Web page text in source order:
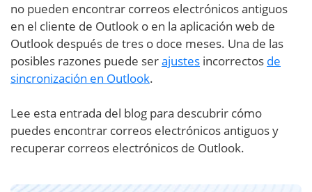
no pueden encontrar correos electrónicos antiguos
en el cliente de Outlook o en la aplicación web de
Outlook después de tres o doce meses. Una de las
posibles razones puede serajustes incorrectos de
sincronización en Outlook.
Lee esta entrada del blog para descubrir cómo
puedes encontrar correos electrónicos antiguos y
recuperar correos electrónicos de Outlook.